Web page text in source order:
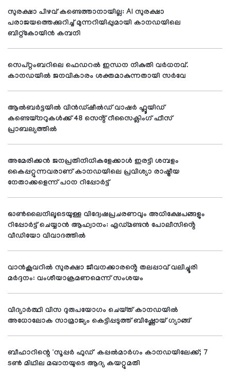
സുരക്ഷാ പിഴവ് കണ്ടെത്താനായില്ല: AI സുരക്ഷാ
പരാജയത്തെക്കുറിച്ച് മുന്നറിയിപ്പുമായി കാനഡയിലെ
ബിറ്റ്‌കോയിൻ കമ്പനി
സെപ്റ്റംബറിലെ ഫെഡറൽ ഇന്ധന നികുതി വർധനവ്.
കാനഡയിൽ ജനവികാരം ശക്തമാകുന്നതായി സർവേ
ആൽബർട്ടയിൽ വിൻഡ്‌ഷീൽഡ് വാഷർ ഫ്ലൂയിഡ്
കണ്ടെയ്നറുകൾക്ക് 48 സെൻ്റ് റീസൈക്ലിംഗ് ഫീസ്
പ്രാബല്യത്തിൽ
അമേരിക്കൻ ജനപ്രതിനിധികളേക്കാൾ ഇരട്ടി ശമ്പളം
കൈപ്പറ്റുന്നവരാണ് കാനഡയിലെ പ്രവിശ്യാ രാഷ്ട്രീയ
നേതാക്കളെന്ന് പഠന റിപ്പോർട്ട്
ഓൺലൈനിലൂടെയുള്ള വിദ്വേഷപ്രചരണവും അധിക്ഷേപങ്ങളും
റിപ്പോർട്ട് ചെയ്യാൻ ആഹ്വാനം: എഡ്മണ്ടൻ പോലീസിൻ്റെ
വീഡിയോ വിവാദത്തിൽ
വാൻകൂവറിൽ സുരക്ഷാ ജീവനക്കാരൻ്റെ തലപ്പാവ് വലിച്ചൂരി
മർദ്ദനം: വംശീയാക്രമണമെന്ന് സംശയം
വിദ്യാർത്ഥി വിസ ദുരുപയോഗം ചെയ്ത് കാനഡയിൽ
അധോലോക സാമ്രാജ്യം കെട്ടിപ്പടുത്ത് ബിഷ്ണോയ് ഗ്യാങ്ങ്
ബീഹാറിന്റെ 'സൂപ്പര്‍ ഫുഡ്' കപ്പല്‍മാര്‍ഗം കാനഡയിലേക്ക്; 7
ടണ്‍ മിഥില മഖാനയുടെ ആദ്യ കയറ്റുമതി